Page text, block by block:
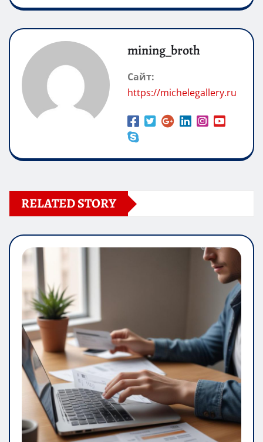
mining_broth
Сайт:
https://michelegallery.ru
RELATED STORY